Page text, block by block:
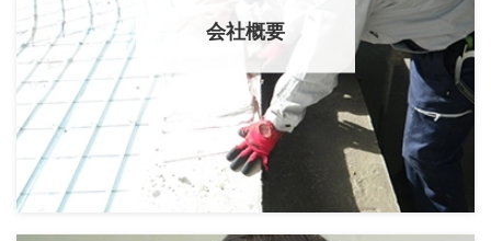
会社概要